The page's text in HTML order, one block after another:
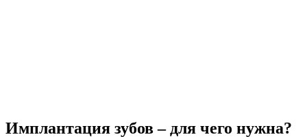
Имплантация зубов – для чего нужна?